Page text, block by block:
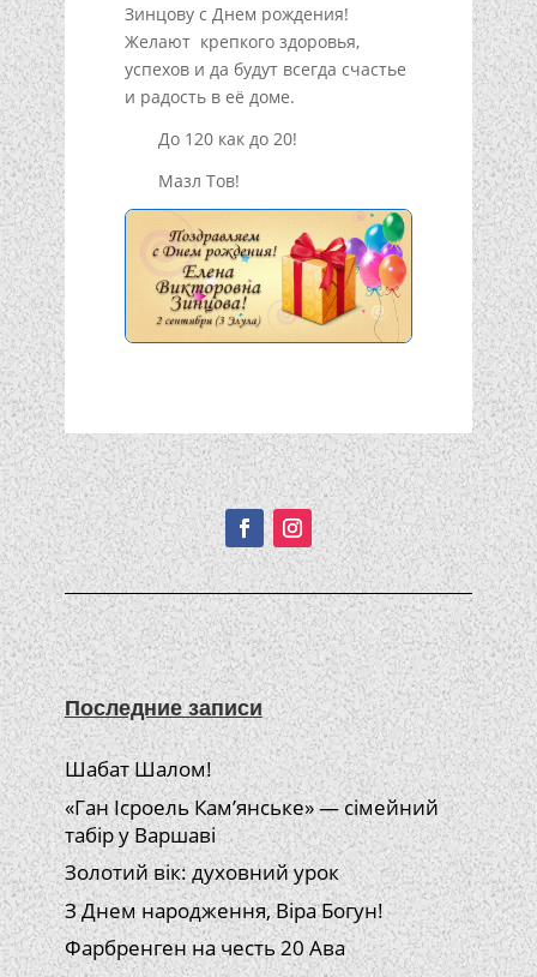
Зинцову с Днем рождения!
Желают крепкого здоровья,
успехов и да будут всегда счастье
и радость в её доме.
До 120 как до 20!
Мазл Тов!
Подписывайтесь!
Последние записи
Шабат Шалом!
«Ган Ісроель Кам’янське» — сімейний
табір у Варшаві
Золотий вік: духовний урок
З Днем народження, Віра Богун!
Фарбренген на честь 20 Ава